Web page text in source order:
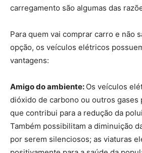
carregamento são algumas das
Para quem vai comprar carro e não
opção, os veículos elétricos
vantagens:
Amigo do ambiente: Os veículos
dióxido de carbono ou outros gases
que contribui para a redução da
Também possibilitam a diminuição
por serem silenciosos; as viaturas